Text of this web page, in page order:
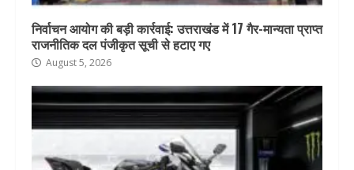
निर्वाचन आयोग की बड़ी कार्रवाई: उत्तराखंड में 17 गैर-मान्यता प्राप्त
राजनीतिक दल पंजीकृत सूची से हटाए गए
August 5, 2026